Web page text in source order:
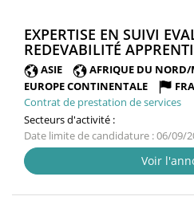
EXPERTISE EN SUIVI
REDEVABILITÉ
ASIE
AFRIQUE DU
EUROPE CONTINENTALE
Contrat de prestation de services
Secteurs d'activité :
Date limite de candidature : 06/09/
Voir